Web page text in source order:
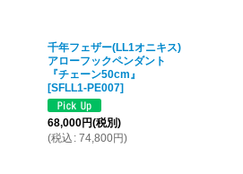
千年フェザー(LL1オニキス)
アローフックペンダント
『チェーン50cm』
[SFLL1-PE007]
68,000円(税別)
(税込 : 74,800円)